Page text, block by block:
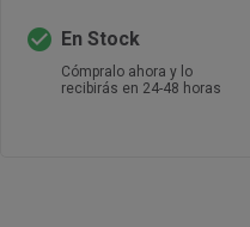
check_circle En Stock
Cómpralo ahora y lo
recibirás en 24-48 horas